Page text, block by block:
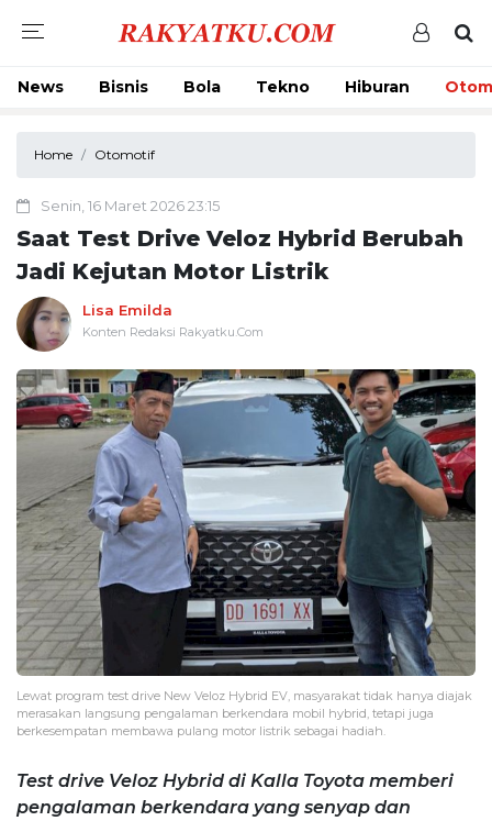
News Bisnis Bola Tekno Hiburan
Home Otomotif
Senin, 16 Maret 2026 23:15
Saat Test Drive Veloz Hybrid Berubah
Jadi Kejutan Motor Listrik
Lisa Emilda
Konten Redaksi Rakyatku.Com
Lewat program test drive New Veloz Hybrid EV, masyarakat tidak hanya diajak
merasakan langsung pengalaman berkendara mobil hybrid, tetapi juga
berkesempatan membawa pulang motor listrik sebagai hadiah.
Test drive Veloz Hybrid di Kalla Toyota memberi
pengalaman berkendara yang senyap dan